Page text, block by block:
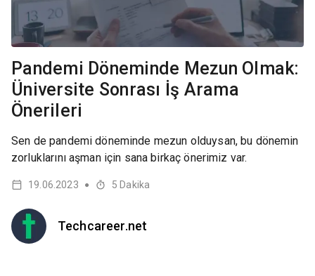
Pandemi Döneminde Mezun Olmak:
Üniversite Sonrası İş Arama
Önerileri
Sen de pandemi döneminde mezun olduysan, bu dönemin
zorluklarını aşman için sana birkaç önerimiz var.
Techcareer.net
19.06.2023 ● 5 Dakika